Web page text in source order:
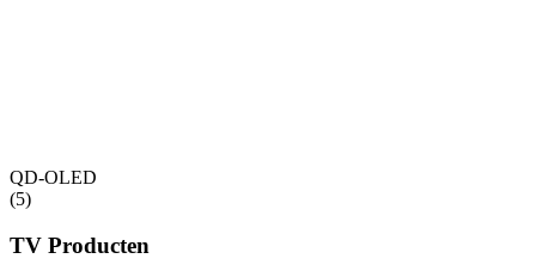
QD-OLED
(5)
TV Producten